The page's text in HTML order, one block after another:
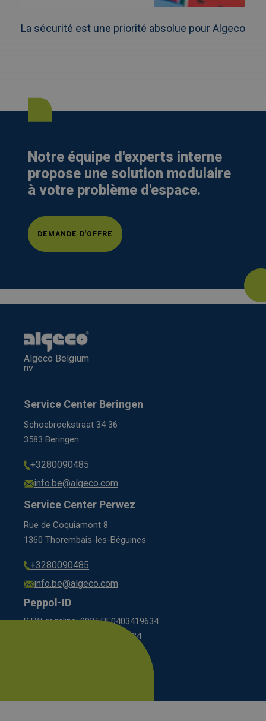
La sécurité est une priorité absolue pour Algeco
Notre équipe d'experts interne
propose une solution modulaire
à votre problème d'espace.
DEMANDE D'OFFRE
Algeco Belgium
nv
Service Center Beringen
Schoebroekstraat 34 36
3583 Beringen
+3280090485
info.be@algeco.com
Service Center Perwez
Rue de Coquiamont 8
1360 Thorembais-les-Béguines
+3280090485
info.be@algeco.com
Peppol-ID
BTW-regeling: 9925:BE0403419634
régime BCE: 0208:0403419634